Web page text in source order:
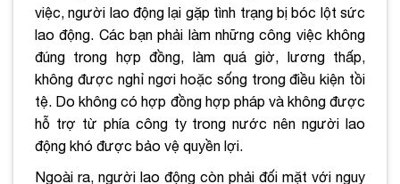
việc, người lao động lại gặp tình trạng bị bóc lột sức
lao động. Các bạn phải làm những công việc không
đúng trong hợp đồng, làm quá giờ, lương thấp,
không được nghỉ ngơi hoặc sống trong điều kiện tồi
tệ. Do không có hợp đồng hợp pháp và không được
hỗ trợ từ phía công ty trong nước nên người lao
động khó được bảo vệ quyền lợi.
Ngoài ra, người lao động còn phải đối mặt với nguy